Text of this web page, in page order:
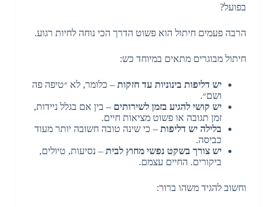
בפועל?
הרבה פעמים חיתול הוא פשוט הדרך הכי נוחה לחיות רגוע.
חיתול מבוגרים מתאים במיוחד כש:
יש דליפות בינוניות עד חזקות– כלומר, לא ״טיפה פה
ושם״.
יש קושי להגיע בזמן לשירותים – בין אם בגלל ניידות,
זמן תגובה או פשוט מציאות חיים.
בלילה יש דליפות– כי שינה טובה חשובה יותר מעוד
כביסה.
יש צורך בשקט נפשי מחוץ לבית– נסיעות, טיולים,
ביקורים. החיים עצמם.
וחשוב להגיד משהו ברור: